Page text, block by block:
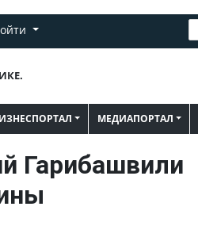
МЕДИАПОРТАЛ
Гарибашвили